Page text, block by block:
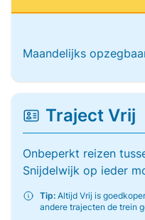
Maandelijks
Traject Vrij
Onbeperkt reizen
Snijdelwijk op ieder
Tip: Altijd Vrij is
andere trajecten de trein